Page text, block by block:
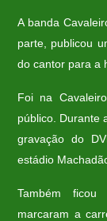
A banda
parte, publicou
do cantor para a
Foi na
público. Durante
gravação do
estádio
Também
marcaram a